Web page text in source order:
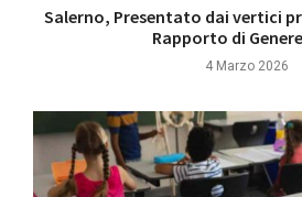
Salerno, Presentato dai vertici
Rapporto di
4 Marzo 2026